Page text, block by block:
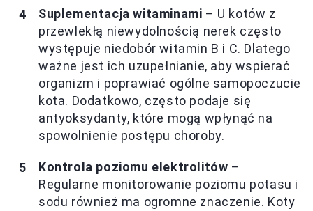
Suplementacja witaminami – U kotów z
przewlekłą niewydolnością nerek często
występuje niedobór witamin B i C. Dlatego
ważne jest ich uzupełnianie, aby wspierać
organizm i poprawiać ogólne samopoczucie
kota. Dodatkowo, często podaje się
antyoksydanty, które mogą wpłynąć na
spowolnienie postępu choroby.
Kontrola poziomu elektrolitów –
Regularne monitorowanie poziomu potasu i
sodu również ma ogromne znaczenie. Koty